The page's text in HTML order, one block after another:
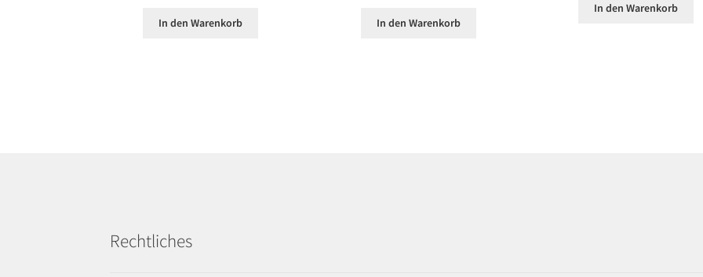
In den Warenkorb In den Warenkorb
In den Warenkorb
Rechtliches